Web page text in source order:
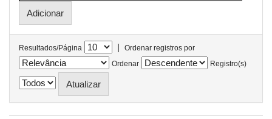
Resultados/Página |
Ordenar registros por
Ordenar
Registro(s)